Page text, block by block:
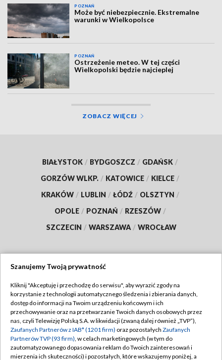
POZNAŃ
Może być niebezpiecznie. Ekstremalne
warunki w Wielkopolsce
POZNAŃ
Ostrzeżenie meteo. W tej części
Wielkopolski będzie najcieplej
ZOBACZ WIĘCEJ
BIAŁYSTOK / BYDGOSZCZ / GDAŃSK /
GORZÓW WLKP. / KATOWICE / KIELCE /
KRAKÓW / LUBLIN / ŁÓDŹ / OLSZTYN /
OPOLE / POZNAŃ / RZESZÓW /
SZCZECIN / WARSZAWA / WROCŁAW
TVP
Abonament TVP
Emisja w TVP
Centrum informacji TVP
Regulamin TVP
Polityka prywatności
Moje zgody
Szanujemy Twoją prywatność
Kliknij "Akceptuję i przechodzę do serwisu", aby wyrazić zgody na
korzystanie z technologii automatycznego śledzenia i zbierania danych,
dostęp do informacji na Twoim urządzeniu końcowym i ich
przechowywanie oraz na przetwarzanie Twoich danych osobowych przez
nas, czyli Telewizję Polską S.A. w likwidacji (zwaną dalej również „TVP”),
Zaufanych Partnerów z IAB* (1201 firm) oraz pozostałych Zaufanych
Partnerów TVP (93 firm), w celach marketingowych (w tym do
zautomatyzowanego dopasowania reklam do Twoich zainteresowań i
mierzenia ich skuteczności) i pozostałych, które wskazujemy poniżej, a